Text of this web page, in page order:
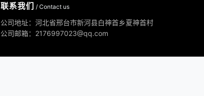
联系我们 / Contact us
公司地址：河北省邢台市新河县白神首乡夏神首村
公司邮箱：2176997023@qq.com